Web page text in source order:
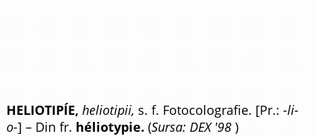
HELIOTIPÍE, heliotipii, s. f. Fotocolografie. [Pr.:-li-
o-] – Din fr. héliotypie. (Sursa: DEX '98 )